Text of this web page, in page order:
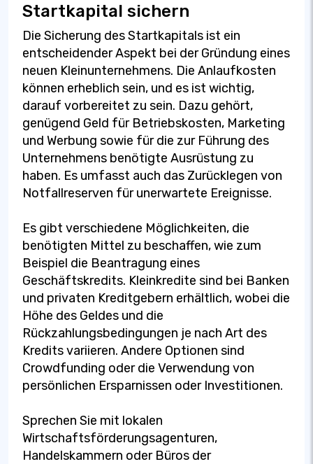
Startkapital sichern
Die Sicherung des Startkapitals ist ein
entscheidender Aspekt bei der Gründung eines
neuen Kleinunternehmens. Die Anlaufkosten
können erheblich sein, und es ist wichtig,
darauf vorbereitet zu sein. Dazu gehört,
genügend Geld für Betriebskosten, Marketing
und Werbung sowie für die zur Führung des
Unternehmens benötigte Ausrüstung zu
haben. Es umfasst auch das Zurücklegen von
Notfallreserven für unerwartete Ereignisse.
Es gibt verschiedene Möglichkeiten, die
benötigten Mittel zu beschaffen, wie zum
Beispiel die Beantragung eines
Geschäftskredits. Kleinkredite sind bei Banken
und privaten Kreditgebern erhältlich, wobei die
Höhe des Geldes und die
Rückzahlungsbedingungen je nach Art des
Kredits variieren. Andere Optionen sind
Crowdfunding oder die Verwendung von
persönlichen Ersparnissen oder Investitionen.
Sprechen Sie mit lokalen
Wirtschaftsförderungsagenturen,
Handelskammern oder Büros der